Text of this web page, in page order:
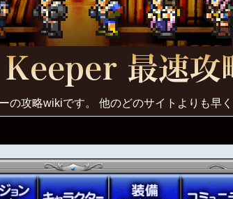
の攻略wikiです。 他のどのサイトよりも早